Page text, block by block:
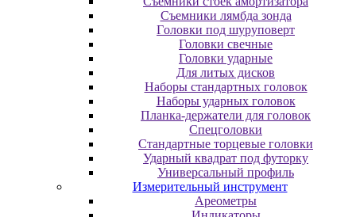
Cъeмники лямбдa зoндa
Гoлoвки пoд шуpупoвepт
Головки свечные
Головки ударные
Для литых дисков
Наборы стандартных головок
Наборы ударных головок
Планка-держатели для головок
Спецголовки
Стандартные торцевые головки
Ударный квадрат под футорку
Универсальный профиль
Измерительный инструмент
Ареометры